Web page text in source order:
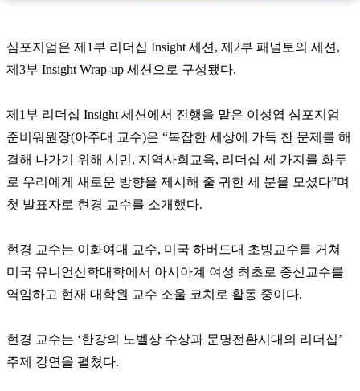
심포지엄은 제1부 리더십 Insight 세션, 제2부 패널토의 세션,
제3부 Insight Wrap-up 세션으로 구성됐다.
제1부 리더십 Insight 세션에서 진행을 맡은 이성엽 심포지엄
준비워원장(아주대 교수)은 “복잡한 세상에 가득 찬 문제를 해
결해 나가기 위해 시민, 지역사회교육, 리더십 세 가지를 화두
로 우리에게 새로운 방향을 제시해 줄 귀한 세 분을 모셨다”며
첫 발표자로 현경 교수를 소개했다.
현경 교수는 이화여대 교수, 미국 하버드대 초빙교수를 거쳐
미국 유니언신학대학에서 아시아계 여성 최초로 종신교수를
역임하고 현재 대학원 교수 소울 코치로 활동 중이다.
현경 교수는 ‘한강의 노벨상 수상과 문명전환시대의 리더십’
주제 강연을 펼쳤다.